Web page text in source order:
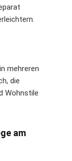
mehreren
die
Wohnstile
am